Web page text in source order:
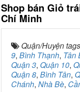
Shop bán Giỏ
Chí Minh
Quận/Huyện
9, Bình Thạnh, Tân
Quận 3, Quận 10,
Quận 8, Bình Tân,
Chánh, Nhà Bè,